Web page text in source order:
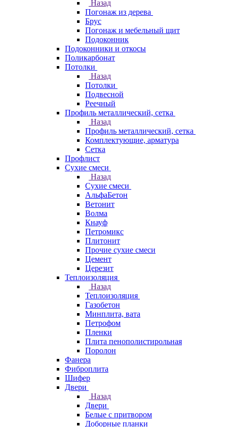
Назад
Погонаж из дерева
Брус
Погонаж и мебельный щит
Подоконник
Подоконники и откосы
Поликарбонат
Потолки
Назад
Потолки
Подвесной
Реечный
Профиль металлический, сетка
Назад
Профиль металлический, сетка
Комплектующие, арматура
Сетка
Профлист
Сухие смеси
Назад
Сухие смеси
АльфаБетон
Ветонит
Волма
Кнауф
Петромикс
Плитонит
Прочие сухие смеси
Цемент
Церезит
Теплоизоляция
Назад
Теплоизоляция
Газобетон
Минплита, вата
Петрофом
Пленки
Плита пенополистирольная
Поролон
Фанера
Фиброплита
Шифер
Двери
Назад
Двери
Белые с притвором
Доборные планки